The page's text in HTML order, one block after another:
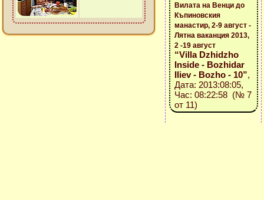
Вилата на Венци до
Къпиновския
манастир, 2-9 август -
Лятна ваканция 2013,
2 -19 август
“Villa Dzhidzho
Inside - Bozhidar
Iliev - Bozho - 10”,
Дата: 2013:08:05,
Час: 08:22:58 (№ 7
от 11)